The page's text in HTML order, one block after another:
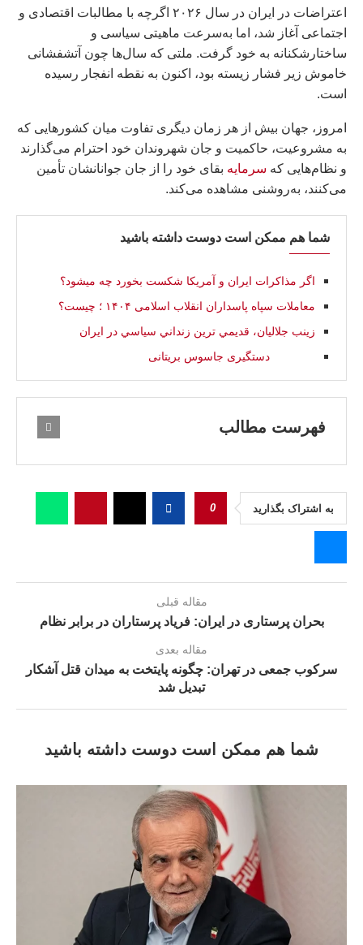
اعتراضات در ایران در سال ۲۰۲۶ اگرچه با مطالبات اقتصادی و
اجتماعی آغاز شد، اما به‌سرعت ماهیتی سیاسی و
ساختارشکنانه به خود گرفت. ملتی که سال‌ها چون آتشفشانی
خاموش زیر فشار زیسته بود، اکنون به نقطه انفجار رسیده
است.
امروز، جهان بیش از هر زمان دیگری تفاوت میان کشورهایی که
به مشروعیت، حاکمیت و جان شهروندان خود احترام می‌گذارند
و نظام‌هایی که سرمایه بقای خود را از جان جوانانشان تأمین
می‌کنند، به‌روشنی مشاهده می‌کند.
شما هم ممکن است دوست داشته باشید
اگر مذاکرات ایران و آمریکا شکست بخورد چه میشود؟
معاملات سپاه پاسداران انقلاب اسلامی ۱۴۰۴ ؛ چیست؟
زينب جلاليان، قديمي ترين زنداني سياسي در ايران
دستگیری جاسوس بریتانی
فهرست مطالب
به اشتراک بگذارید 0
مقاله قبلی
بحران پرستاری در ایران: فریاد پرستاران در برابر نظام
مقاله بعدی
سرکوب جمعی در تهران: چگونه پایتخت به میدان قتل آشکار
تبدیل شد
شما هم ممکن است دوست داشته باشید